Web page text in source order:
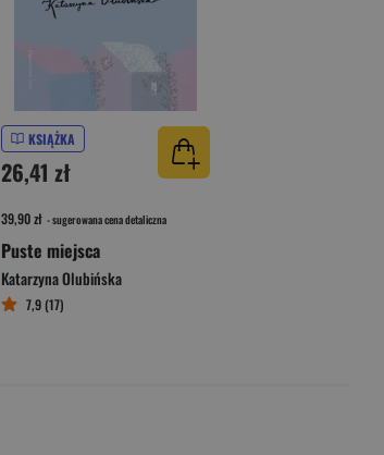
KSIĄŻKA
26,41 zł
39,90 zł - sugerowana cena detaliczna
Puste miejsca
Katarzyna Olubińska
7,9 (17)